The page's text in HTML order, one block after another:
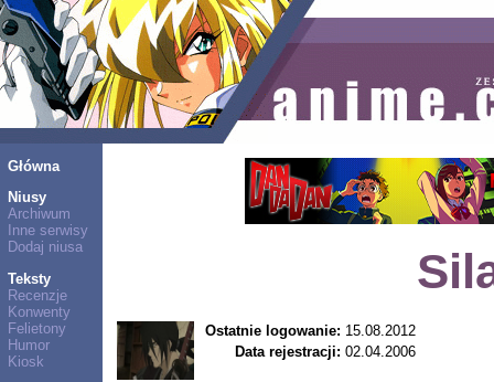
Główna
Niusy
Archiwum
Inne serwisy
Dodaj niusa
Teksty
Recenzje
Konwenty
Felietony
Humor
Kiosk
Ostatnie logowanie: 15.08.2012
Data rejestracji: 02.04.2006